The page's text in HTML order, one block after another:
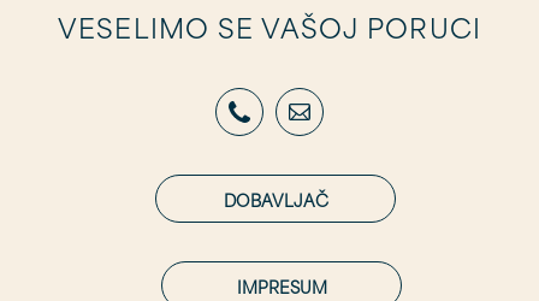
VESELIMO SE VAŠOJ PORUCI
DOBAVLJAČ
IMPRESUM